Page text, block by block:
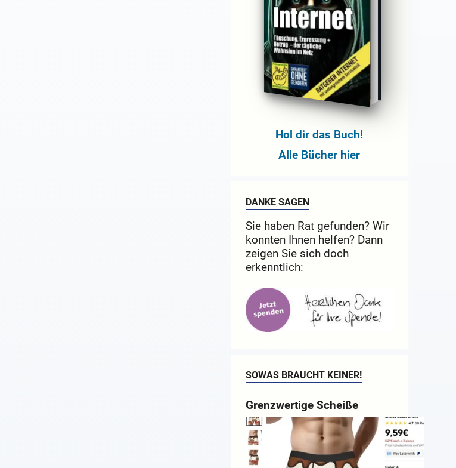
Hol dir das Buch!
Alle Bücher hier
DANKE SAGEN
Sie haben Rat gefunden? Wir
konnten Ihnen helfen? Dann
zeigen Sie sich doch
erkenntlich:
SOWAS BRAUCHT KEINER!
Grenzwertige Scheiße